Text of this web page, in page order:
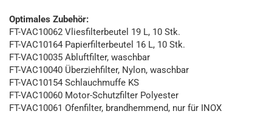
Optimales Zubehör:
FT-VAC10062 Vliesfilterbeutel 19 L, 10 Stk.
FT-VAC10164 Papierfilterbeutel 16 L, 10 Stk.
FT-VAC10035 Abluftfilter, waschbar
FT-VAC10040 Überziehfilter, Nylon, waschbar
FT-VAC10154 Schlauchmuffe KS
FT-VAC10060 Motor-Schutzfilter Polyester
FT-VAC10061 Ofenfilter, brandhemmend, nur für INOX